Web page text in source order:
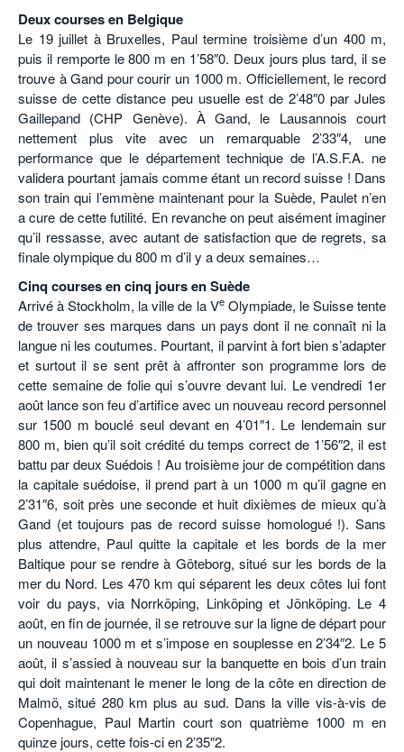
Deux courses en Belgique
Le 19 juillet à Bruxelles, Paul termine troisième d’un 400 m,
puis il remporte le 800 m en 1’58″0. Deux jours plus tard, il se
trouve à Gand pour courir un 1000 m. Officiellement, le record
suisse de cette distance peu usuelle est de 2’48″0 par Jules
Gaillepand (CHP Genève). À Gand, le Lausannois court
nettement plus vite avec un remarquable 2’33″4, une
performance que le département technique de l’A.S.F.A. ne
validera pourtant jamais comme étant un record suisse ! Dans
son train qui l’emmène maintenant pour la Suède, Paulet n’en
a cure de cette futilité. En revanche on peut aisément imaginer
qu’il ressasse, avec autant de satisfaction que de regrets, sa
finale olympique du 800 m d’il y a deux semaines…
Cinq courses en cinq jours en Suède
Arrivé à Stockholm, la ville de la VeOlympiade, le Suisse tente
de trouver ses marques dans un pays dont il ne connaît ni la
langue ni les coutumes. Pourtant, il parvint à fort bien s’adapter
et surtout il se sent prêt à affronter son programme lors de
cette semaine de folie qui s’ouvre devant lui. Le vendredi 1er
août lance son feu d’artifice avec un nouveau record personnel
sur 1500 m bouclé seul devant en 4’01″1. Le lendemain sur
800 m, bien qu’il soit crédité du temps correct de 1’56″2, il est
battu par deux Suédois ! Au troisième jour de compétition dans
la capitale suédoise, il prend part à un 1000 m qu’il gagne en
2’31″6, soit près une seconde et huit dixièmes de mieux qu’à
Gand (et toujours pas de record suisse homologué !). Sans
plus attendre, Paul quitte la capitale et les bords de la mer
Baltique pour se rendre à Göteborg, situé sur les bords de la
mer du Nord. Les 470 km qui séparent les deux côtes lui font
voir du pays, via Norrköping, Linköping et Jönköping. Le 4
août, en fin de journée, il se retrouve sur la ligne de départ pour
un nouveau 1000 m et s’impose en souplesse en 2’34″2. Le 5
août, il s’assied à nouveau sur la banquette en bois d’un train
qui doit maintenant le mener le long de la côte en direction de
Malmö, situé 280 km plus au sud. Dans la ville vis-à-vis de
Copenhague, Paul Martin court son quatrième 1000 m en
quinze jours, cette fois-ci en 2’35″2.